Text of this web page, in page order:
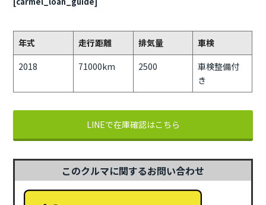
年式 走行距離 排気量
車検
2018
71000km 2500
車検整備付
き
LINEで在庫確認はこちら
このクルマに関するお問い合わせ